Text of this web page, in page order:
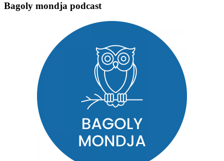
Bagoly mondja podcast